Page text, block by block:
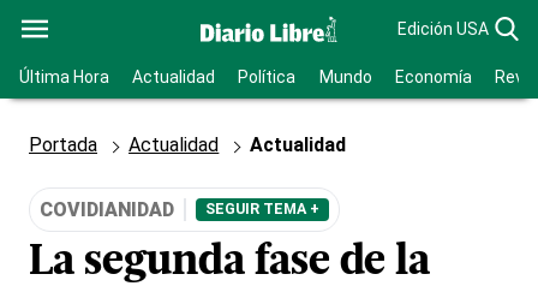
Edición USA
Última Hora Actualidad Política Mundo Economía
Portada Actualidad Actualidad
COVIDIANIDAD SEGUIR TEMA +
La segunda fase de la